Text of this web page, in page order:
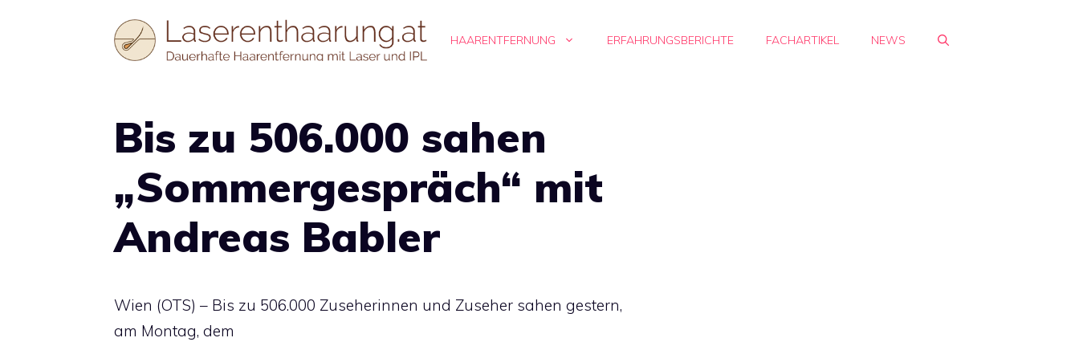
HAARENTFERNUNG ERFAHRUNGSBERICHTE FACHARTIKEL NEWS
Bis zu 506.000 sahen
„Sommergespräch“ mit
Andreas Babler
Wien (OTS) – Bis zu 506.000 Zuseherinnen und Zuseher sahen gestern,
am Montag, dem